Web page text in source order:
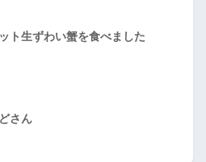
ト生ずわい蟹を食べました
さん